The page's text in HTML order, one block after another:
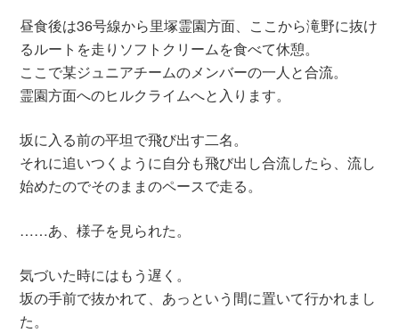
昼食後は36号線から里塚霊園方面、ここから滝野に抜け
るルートを走りソフトクリームを食べて休憩。
ここで某ジュニアチームのメンバーの一人と合流。
霊園方面へのヒルクライムへと入ります。
坂に入る前の平坦で飛び出す二名。
それに追いつくように自分も飛び出し合流したら、流し
始めたのでそのままのペースで走る。
……あ、様子を見られた。
気づいた時にはもう遅く。
坂の手前で抜かれて、あっという間に置いて行かれまし
た。